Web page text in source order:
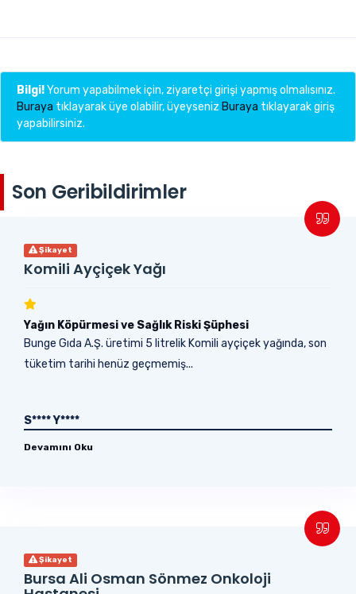
Bilgi!Yorum yapabilmek için, ziyaretçi girişi yapmış olmalısınız.
Buraya tıklayarak üye olabilir, üyeyseniz Buraya tıklayarak giriş
yapabilirsiniz.
Son Geribildirimler
Şikayet
Komili Ayçiçek Yağı
Yağın Köpürmesi ve Sağlık Riski Şüphesi
Bunge Gıda A.Ş. üretimi 5 litrelik Komili ayçiçek yağında, son
tüketim tarihi henüz geçmemiş...
S**** Y****
Devamını Oku
Şikayet
Bursa Ali Osman Sönmez Onkoloji